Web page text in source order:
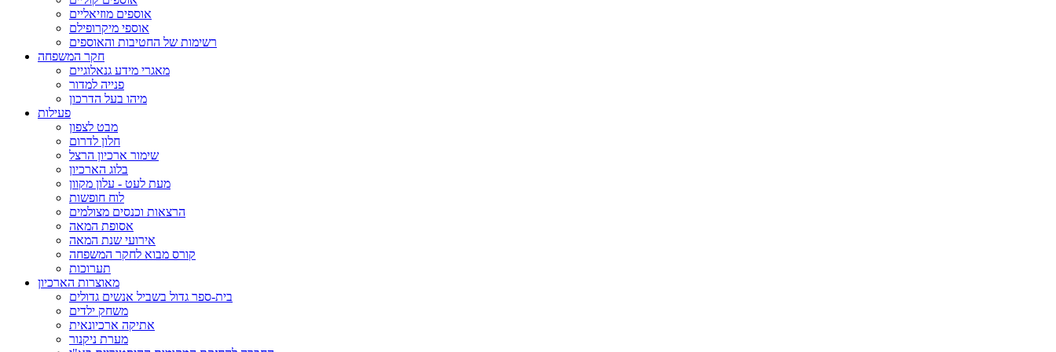
אוספים מוזיאליים
אוספי מיקרופילם
רשימות של החטיבות והאוספים
חקר המשפחה
מאגרי מידע גנאלוגיים
פנייה למדור
מיהו בעל הדרכון
פעילות
מבט לצפון
חלון לדרום
שימור ארכיון הרצל
בלוג הארכיון
מעת לעט - עלון מקוון
לוח חופשות
הרצאות וכנסים מצולמים
אסופת המאה
אירועי שנת המאה
קורס מבוא לחקר המשפחה
תערוכות
מאוצרות הארכיון
בית-ספר גדול בשביל אנשים גדולים
משחק ילדים
אתיקה ארכיונאית
מערת ניקנור